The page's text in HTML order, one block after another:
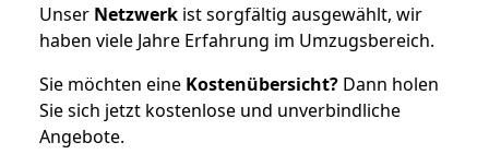
Unser Netzwerk ist sorgfältig ausgewählt, wir
haben viele Jahre Erfahrung im Umzugsbereich.
Sie möchten eine Kostenübersicht? Dann holen
Sie sich jetzt kostenlose und unverbindliche
Angebote.